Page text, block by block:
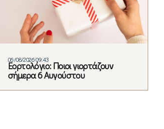
06/08/2026 09:43
Εορτολόγιο: Ποιοι γιορτάζουν
σήμερα 6 Αυγούστου